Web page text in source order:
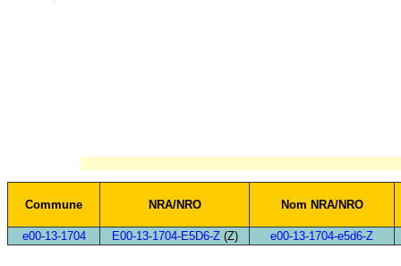
Commune NRA/NRO Nom NRA/NRO
e00-13-1704 E00-13-1704-E5D6-Z(Z) e00-13-1704-e5d6-Z